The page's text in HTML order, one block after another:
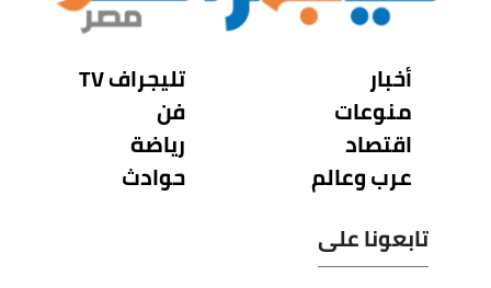
أخبار
منوعات
اقتصاد
عرب وعالم
تليجراف TV
فن
رياضة
حوادث
تابعونا على